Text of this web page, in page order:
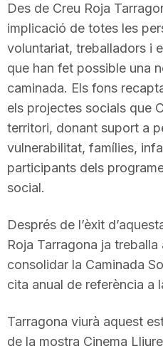
Des de Creu Roja
implicació de totes les
voluntariat, treballadors i
que han fet possible una
caminada. Els fons
els projectes socials que
territori, donant suport a
vulnerabilitat, famílies,
participants dels
social.
Després de l’èxit
Roja Tarragona ja
consolidar la Caminada
cita anual de referència a
Tarragona viurà aquest
de la mostra Cinema